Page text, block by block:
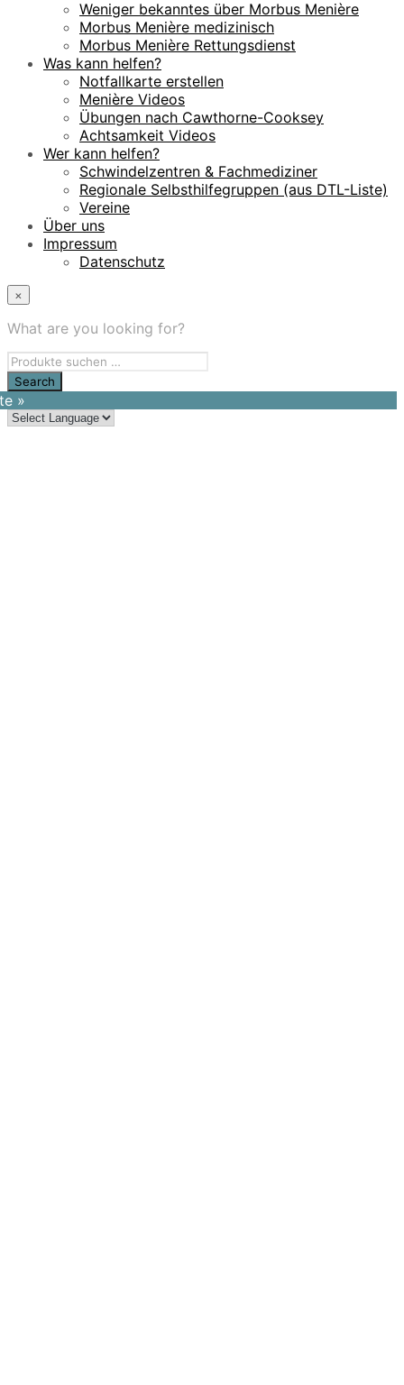
Weniger bekanntes über Morbus Menière
Morbus Menière medizinisch
Morbus Menière Rettungsdienst
Was kann helfen?
Notfallkarte erstellen
Menière Videos
Übungen nach Cawthorne-Cooksey
Achtsamkeit Videos
Wer kann helfen?
Schwindelzentren & Fachmediziner
Regionale Selbsthilfegruppen (aus DTL-Liste)
Vereine
Über uns
Impressum
Datenschutz
×
What are you looking for?
»